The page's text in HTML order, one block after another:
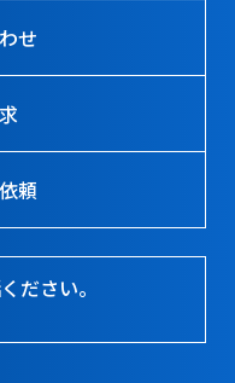
せ
頼
ださい。